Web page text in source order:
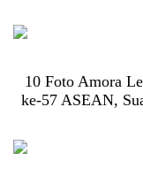
10 Foto Amora
ke-57 ASEAN,